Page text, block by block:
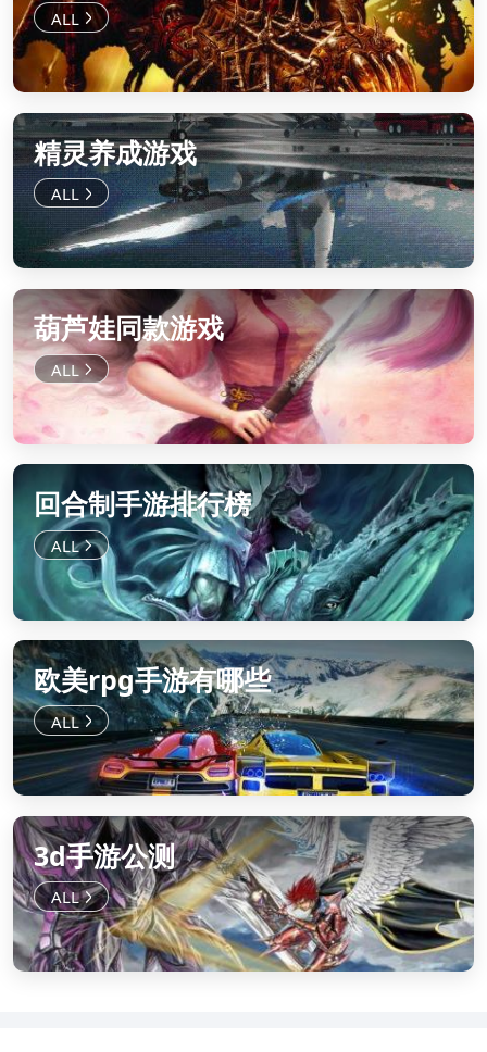
精灵养成游戏
葫芦娃同款游戏
回合制手游排行榜
欧美rpg手游有哪些
3d手游公测